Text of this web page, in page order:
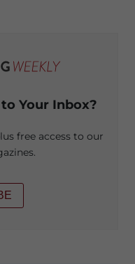
Your Inbox?
free access to our